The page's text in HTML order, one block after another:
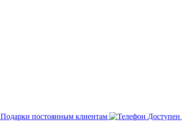
Подарки постоянным клиентам Доступен